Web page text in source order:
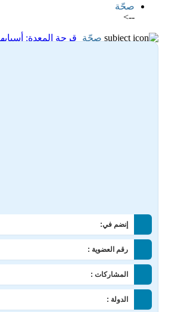
صحّة
-->
صحّة
قرحة المعدة:
10-08-2025 11:22
إنضم في:
رقم العضوية :
المشاركات :
الدولة :